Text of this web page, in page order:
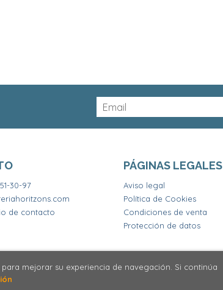
30-97
de contacto
PÁGINAS LEGALES
Aviso legal
Política de Cookies
Condiciones de venta
Protección de datos
Llibrería Horitzons
mejorar su experiencia de navegación. Si continúa